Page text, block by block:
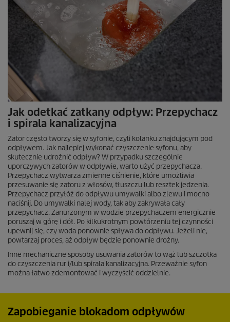
Jak odetkać zatkany odpływ: Przepychacz
i spirala kanalizacyjna
Zator często tworzy się w syfonie, czyli kolanku znajdującym pod
odpływem. Jak najlepiej wykonać czyszczenie syfonu, aby
skutecznie udrożnić odpływ? W przypadku szczególnie
uporczywych zatorów w odpływie, warto użyć przepychacza.
Przepychacz wytwarza zmienne ciśnienie, które umożliwia
przesuwanie się zatoru z włosów, tłuszczu lub resztek jedzenia.
Przepychacz przyłóż do odpływu umywalki albo zlewu i mocno
naciśnij. Do umywalki nalej wody, tak aby zakrywała cały
przepychacz. Zanurzonym w wodzie przepychaczem energicznie
poruszaj w górę i dół. Po kilkukrotnym powtórzeniu tej czynności
upewnij się, czy woda ponownie spływa do odpływu. Jeżeli nie,
powtarzaj proces, aż odpływ będzie ponownie drożny.
Inne mechaniczne sposoby usuwania zatorów to wąż lub szczotka
do czyszczenia rur i/lub spirala kanalizacyjna. Przeważnie syfon
można łatwo zdemontować i wyczyścić oddzielnie.
Zapobieganie blokadom odpływów